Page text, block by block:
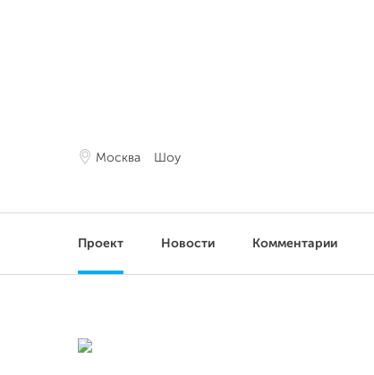
Москва Шоу
Проект Новости Комментарии